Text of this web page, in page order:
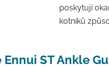
poskytují
kotníků
ST Ankle